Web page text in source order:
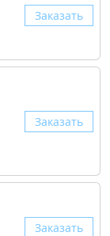
Заказать
Заказать
Заказать